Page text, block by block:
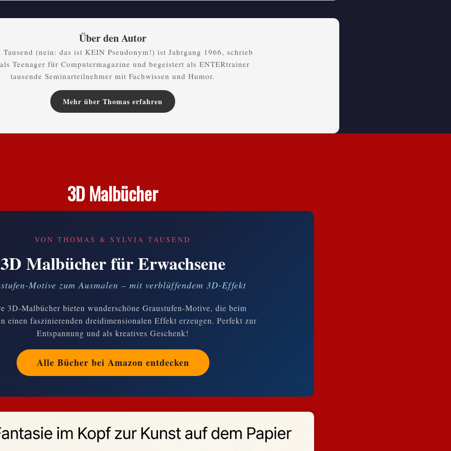
Über den Autor
Tausend (nein: das ist KEIN Pseudonym!) ist Jahrgang 1966, schrieb
Teenager für Computermagazine und begeistert als ENTERtrainer
tausende Seminarteilnehmer mit Fachwissen und Humor.
Mehr über Thomas erfahren
3D Malbücher
VON THOMAS & SYLVIA TAUSEND
3D Malbücher für Erwachsene
Motive zum Ausmalen – mit verblüffendem 3D-Effekt
3D-Malbücher bieten wunderschöne Graustufen-Motive, die beim
einen faszinierenden dreidimensionalen Effekt erzeugen. Perfekt zur
Entspannung und als kreatives Geschenk!
Alle Bücher bei Amazon entdecken